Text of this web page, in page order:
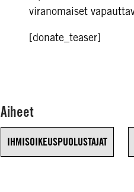
viranomaiset
[donate_teaser]
Aiheet
IHMISOIKEUSPUOLUSTAJAT